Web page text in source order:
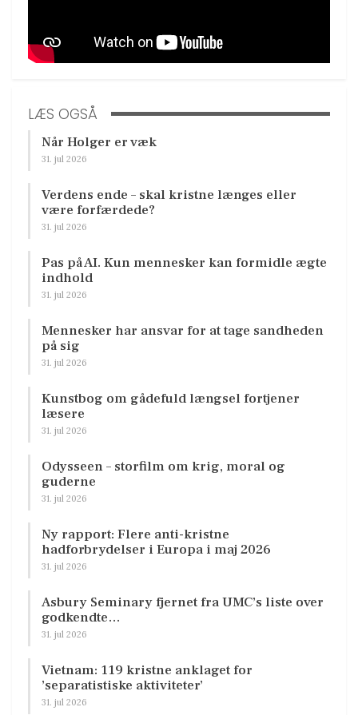
LÆS OGSÅ
Når Holger er væk
31. jul 2026
Verdens ende – skal kristne længes eller
være forfærdede?
31. jul 2026
Pas på AI. Kun mennesker kan formidle ægte
indhold
31. jul 2026
Mennesker har ansvar for at tage sandheden
på sig
31. jul 2026
Kunstbog om gådefuld længsel fortjener
læsere
31. jul 2026
Odysseen – storfilm om krig, moral og
guderne
31. jul 2026
Ny rapport: Flere anti-kristne
hadforbrydelser i Europa i maj 2026
31. jul 2026
Asbury Seminary fjernet fra UMC’s liste over
godkendte…
31. jul 2026
Vietnam: 119 kristne anklaget for
’separatistiske aktiviteter’
31. jul 2026